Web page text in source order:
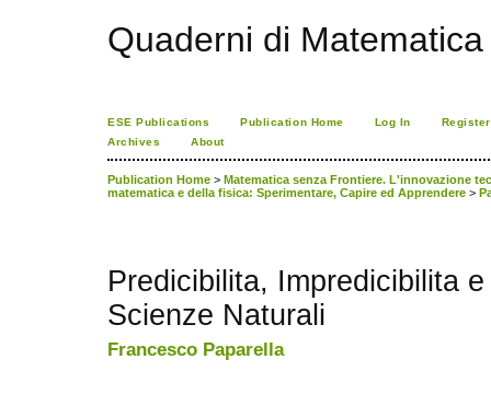
Quaderni di Matematica
ESE Publications Publication Home Log In
Register
Archives
About
Publication Home > Matematica senza Frontiere. L'innovazione
matematica e della fisica: Sperimentare, Capire ed Apprendere >
Predicibilita, Impredicibilita
Scienze Naturali
Francesco Paparella